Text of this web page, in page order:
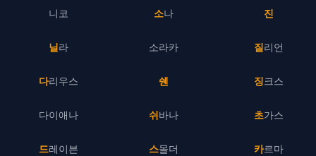
니코
닐라
다리우스
다이애나
드레이븐
소나
소라카
쉔
쉬바나
스몰더
진
질리언
징크스
초가스
카르마